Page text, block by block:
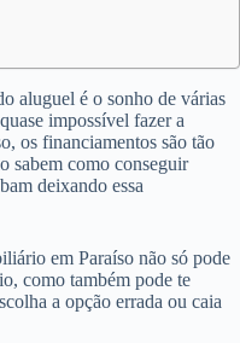
aluguel é o sonho de várias
impossível fazer a
os financiamentos são tão
sabem como conseguir
deixando essa
em Paraíso não só pode
como também pode te
a opção errada ou caia